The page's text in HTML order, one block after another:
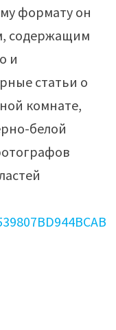
формату он
содержащим
и
статьи о
комнате,
белой